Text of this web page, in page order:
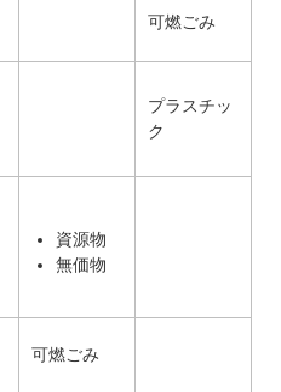
可燃ごみ
プラスチッ
ク
資源物
無価物
可燃ごみ